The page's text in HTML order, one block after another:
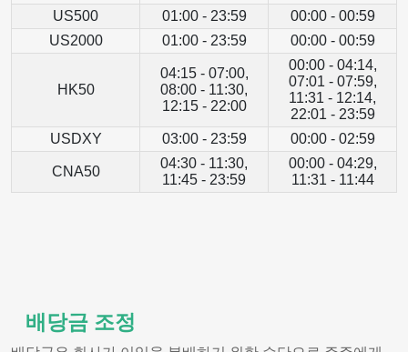
US500
01:00 - 23:59
00:00 - 00:59
US2000
01:00 - 23:59 00:00 - 00:59
HK50
04:15 - 07:00,
08:00 - 11:30,
12:15 - 22:00
00:00 - 04:14,
07:01 - 07:59,
11:31 - 12:14,
22:01 - 23:59
USDXY
03:00 - 23:59 00:00 - 02:59
CNA50
04:30 - 11:30,
11:45 - 23:59
00:00 - 04:29,
11:31 - 11:44
배당금 조정